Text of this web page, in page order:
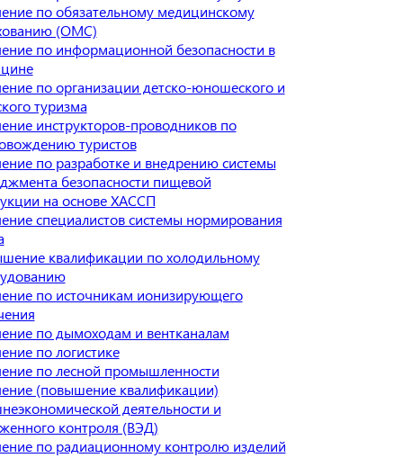
по обязательному медицинскому
(ОМС)
по информационной безопасности в
по организации детско-юношеского и
туризма
инструкторов-проводников по
туристов
по разработке и внедрению системы
безопасности пищевой
на основе ХАССП
специалистов системы нормирования
квалификации по холодильному
по источникам ионизирующего
по дымоходам и вентканалам
по логистике
по лесной промышленности
(повышение квалификации)
деятельности и
контроля (ВЭД)
по радиационному контролю изделий